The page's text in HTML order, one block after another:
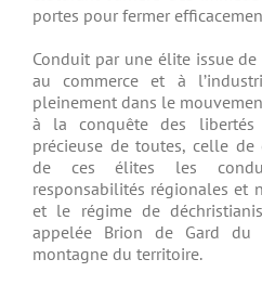
portes pour fermer
Conduit par une élite issue
au commerce et à
pleinement dans le
à la conquête des
précieuse de toutes, celle de
de ces élites les
responsabilités régionales et
et le régime de
appelée Brion de Gard
montagne du territoire.